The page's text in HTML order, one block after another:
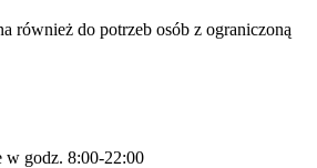
również do potrzeb osób z ograniczoną
w godz. 8:00-22:00